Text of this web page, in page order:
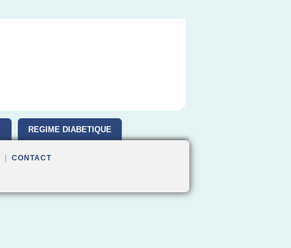
REGIME DIABETIQUE
CONTACT